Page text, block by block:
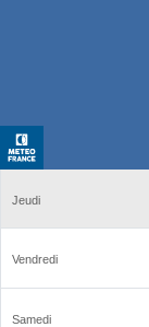
Jeudi
Vendredi
Samedi